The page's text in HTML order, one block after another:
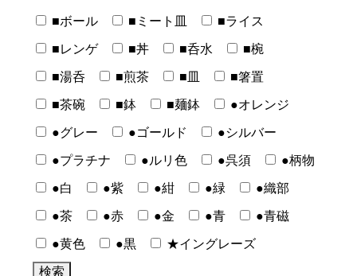
■ボール ■ミート皿 ■ライス
■レンゲ ■丼 ■呑水 ■椀
■湯呑 ■煎茶 ■皿 ■箸置
■茶碗 ■鉢 ■麺鉢 ●オレンジ
●グレー ●ゴールド ●シルバー
●プラチナ ●ルリ色 ●呉須 ●柄物
●白 ●紫 ●紺 ●緑 ●織部
●茶 ●赤 ●金 ●青 ●青磁
●黄色 ●黒 ★イングレーズ